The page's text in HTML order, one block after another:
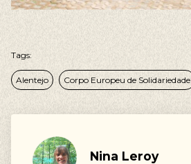
Tags:
Alentejo Corpo Europeu de Solidariedade
Nina Leroy